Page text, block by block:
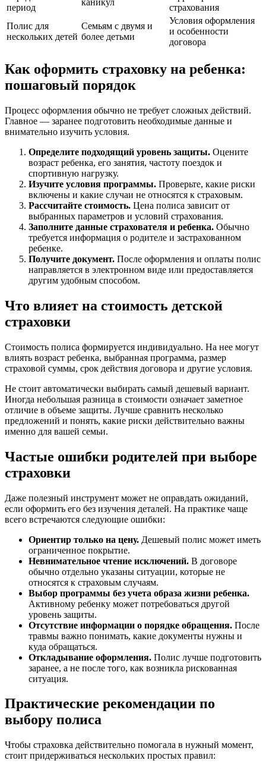
период
каникул
страхования
Полис для
нескольких детей
Семьям с двумя и
более детьми
Условия оформления
и особенности
договора
Как оформить страховку на ребенка:
пошаговый порядок
Процесс оформления обычно не требует сложных действий.
Главное — заранее подготовить необходимые данные и
внимательно изучить условия.
Определите подходящий уровень защиты. Оцените
возраст ребенка, его занятия, частоту поездок и
спортивную нагрузку.
Изучите условия программы. Проверьте, какие риски
включены и какие случаи не относятся к страховым.
Рассчитайте стоимость. Цена полиса зависит от
выбранных параметров и условий страхования.
Заполните данные страхователя и ребенка. Обычно
требуется информация о родителе и застрахованном
ребенке.
Получите документ. После оформления и оплаты полис
направляется в электронном виде или предоставляется
другим удобным способом.
Что влияет на стоимость детской
страховки
Стоимость полиса формируется индивидуально. На нее могут
влиять возраст ребенка, выбранная программа, размер
страховой суммы, срок действия договора и другие условия.
Не стоит автоматически выбирать самый дешевый вариант.
Иногда небольшая разница в стоимости означает заметное
отличие в объеме защиты. Лучше сравнить несколько
предложений и понять, какие риски действительно важны
именно для вашей семьи.
Частые ошибки родителей при выборе
страховки
Даже полезный инструмент может не оправдать ожиданий,
если оформить его без изучения деталей. На практике чаще
всего встречаются следующие ошибки:
Ориентир только на цену. Дешевый полис может иметь
ограниченное покрытие.
Невнимательное чтение исключений. В договоре
обычно отдельно указаны ситуации, которые не
относятся к страховым случаям.
Выбор программы без учета образа жизни ребенка.
Активному ребенку может потребоваться другой
уровень защиты.
Отсутствие информации о порядке обращения. После
травмы важно понимать, какие документы нужны и
куда обращаться.
Откладывание оформления. Полис лучше подготовить
заранее, а не после того, как возникла рискованная
ситуация.
Практические рекомендации по
выбору полиса
Чтобы страховка действительно помогала в нужный момент,
стоит придерживаться нескольких простых правил: